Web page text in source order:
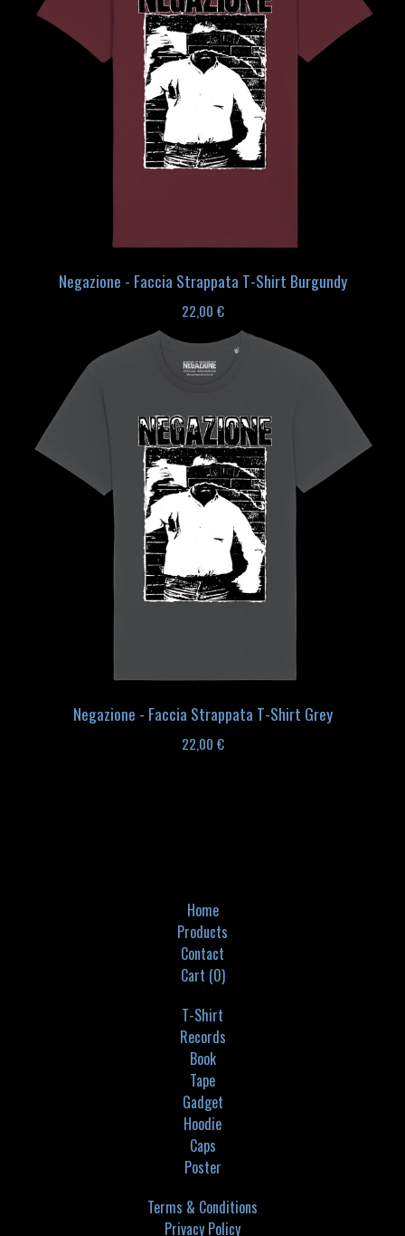
Negazione - Faccia Strappata T-Shirt Burgundy
22,00 €
Negazione - Faccia Strappata T-Shirt Grey
22,00 €
Home
Products
Contact
Cart (0)
T-Shirt
Records
Book
Tape
Gadget
Hoodie
Caps
Poster
Terms & Conditions
Privacy Policy